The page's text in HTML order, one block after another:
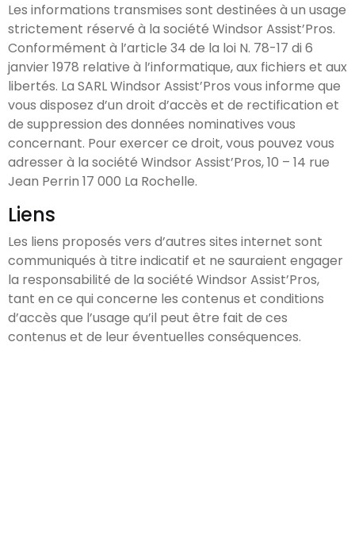
Les informations transmises sont destinées à un usage
strictement réservé à la société Windsor Assist’Pros.
Conformément à l’article 34 de la loi N. 78-17 di 6
janvier 1978 relative à l’informatique, aux fichiers et aux
libertés. La SARL Windsor Assist’Pros vous informe que
vous disposez d’un droit d’accès et de rectification et
de suppression des données nominatives vous
concernant. Pour exercer ce droit, vous pouvez vous
adresser à la société Windsor Assist’Pros, 10 – 14 rue
Jean Perrin 17 000 La Rochelle.
Liens
Les liens proposés vers d’autres sites internet sont
communiqués à titre indicatif et ne sauraient engager
la responsabilité de la société Windsor Assist’Pros,
tant en ce qui concerne les contenus et conditions
d’accès que l’usage qu’il peut être fait de ces
contenus et de leur éventuelles conséquences.